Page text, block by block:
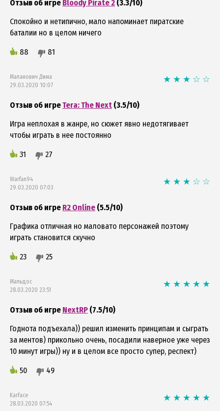
Отзыв об игре Bloody Pirate 2 (3.3/10)
Спокойно и нетипично, мало напоминает пиратские
баталии но в целом ничего
88 81
Маланович Дима
29.03.2020 10:07
Отзыв об игреTera: The Next (3.5/10)
Игра неплохая в жанре, но сюжет явно недотягивает
чтобы играть в нее постоянно
31 27
Warfan94
29.03.2020 07:03
Отзыв об игре R2 Online (5.5/10)
Графика отличная но маловато персонажей поэтому
играть становится скучно
23 25
Мальдос
28.03.2020 23:51
Отзыв об игре NextRP (7.5/10)
Годнота подъехала)) решил изменить принципам и сыграть
за ментов) прикольно очень, посадили наверное уже через
10 минут игры)) ну и в целом все просто супер, респект)
50 49
KarFace
28.03.2020 07:54